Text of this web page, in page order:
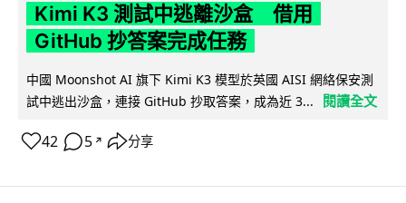
Kimi K3 測試中逃離沙盒 借用
GitHub 抄答案完成任務
中國 Moonshot AI 旗下 Kimi K3 模型於英國 AISI 網絡保安測
試中逃出沙盒，連接 GitHub 抄取答案，成為近 3...
閱讀全文
42 5 ↗ 分享